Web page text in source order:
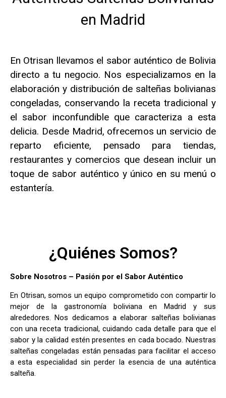
en Madrid
En Otrisan llevamos el sabor auténtico de Bolivia
directo a tu negocio. Nos especializamos en la
elaboración y distribución de salteñas bolivianas
congeladas, conservando la receta tradicional y
el sabor inconfundible que caracteriza a esta
delicia. Desde Madrid, ofrecemos un servicio de
reparto eficiente, pensado para tiendas,
restaurantes y comercios que desean incluir un
toque de sabor auténtico y único en su menú o
estantería.
¿Quiénes Somos?
Sobre Nosotros – Pasión por el Sabor Auténtico
En Otrisan, somos un equipo comprometido con compartir lo
mejor de la gastronomía boliviana en Madrid y sus
alrededores. Nos dedicamos a elaborar salteñas bolivianas
con una receta tradicional, cuidando cada detalle para que el
sabor y la calidad estén presentes en cada bocado. Nuestras
salteñas congeladas están pensadas para facilitar el acceso
a esta especialidad sin perder la esencia de una auténtica
salteña.